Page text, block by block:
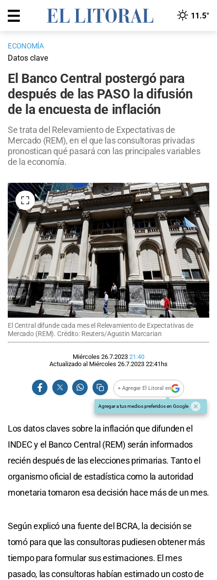
11.5°
ECONOMÍA
Datos clave
El Banco Central postergó para
después de las PASO la difusión
de la encuesta de inflación
Se trata del Relevamiento de Expectativas de
Mercado (REM), en el que las consultoras privadas
pronostican qué pasará con las principales variables
de la economía.
El Central difunde cada mes el Relevamiento de Expectativas de
Mercado (REM). Crédito: Reuters/Agustin Marcarian
Miércoles 26.7.2023 21:40
Actualizado al Miércoles 26.7.2023 22:41hs
+ Agregar El Litoral en
Agregar a tus medios preferidos en Google
Los datos claves sobre la inflación que difunden el
INDEC y el Banco Central (REM) serán informados
recién después de las elecciones primarias. Tanto el
organismo oficial de estadística como la autoridad
monetaria tomaron esa decisión hace más de un mes.
Según explicó una fuente del BCRA, la decisión se
tomó para que las consultoras pudiesen obtener más
tiempo para formular sus estimaciones. El mes
pasado, las consultoras habían estimado un costo de